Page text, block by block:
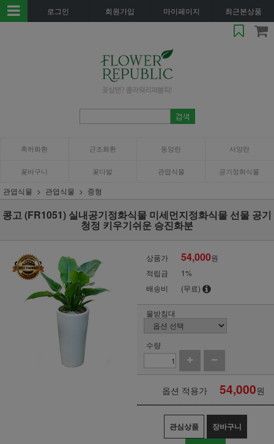
로그인 회원가입 마이페이지 최근본상품
축하화환 근조화환 동양란 서양란
꽃바구니 꽃다발 관엽식물 공기정화식물
관엽식물 관엽식물 중형
콩고 (FR1051) 실내공기정화식물 미세먼지정화식물 선물 공기
청정 키우기쉬운 승진화분
상품가 54,000원
적립금
1%
배송비
(무료)
물받침대
수량
옵션 적용가 54,000원
관심상품 장바구니